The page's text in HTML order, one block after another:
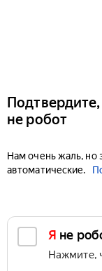
не робот
Нам очень жаль, но
автоматические.
Я не
Нажмите,